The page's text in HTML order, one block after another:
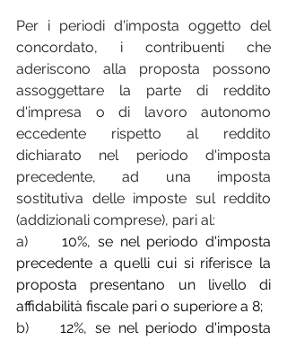
Per i periodi d'imposta oggetto del
concordato, i contribuenti che
aderiscono alla proposta possono
assoggettare la parte di reddito
d'impresa o di lavoro autonomo
eccedente rispetto al reddito
dichiarato nel periodo d'imposta
precedente, ad una imposta
sostitutiva delle imposte sul reddito
(addizionali comprese), pari al:
a) 10%, se nel periodo d'imposta
precedente a quelli cui si riferisce la
proposta presentano un livello di
affidabilità fiscale pari o superiore a 8;
b) 12%, se nel periodo d'imposta